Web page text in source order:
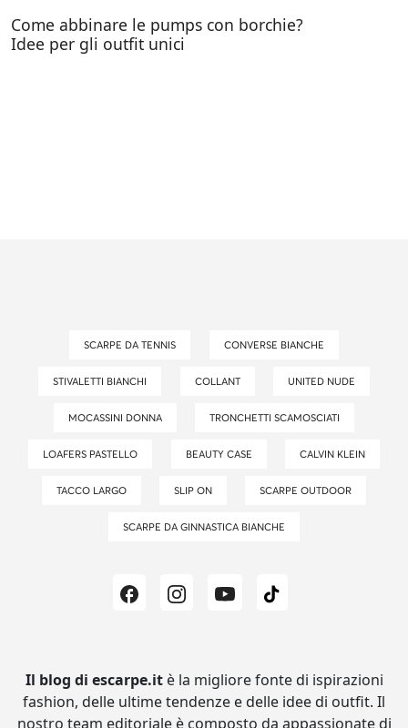
Come abbinare le pumps con borchie?
Idee per gli outfit unici
SCARPE DA TENNIS CONVERSE BIANCHE
STIVALETTI BIANCHI COLLANT UNITED NUDE
MOCASSINI DONNA TRONCHETTI SCAMOSCIATI
LOAFERS PASTELLO BEAUTY CASE CALVIN KLEIN
TACCO LARGO SLIP ON SCARPE OUTDOOR
SCARPE DA GINNASTICA BIANCHE
Il blog di escarpe.it è la migliore fonte di ispirazioni
fashion, delle ultime tendenze e delle idee di outfit. Il
nostro team editoriale è composto da appassionate di